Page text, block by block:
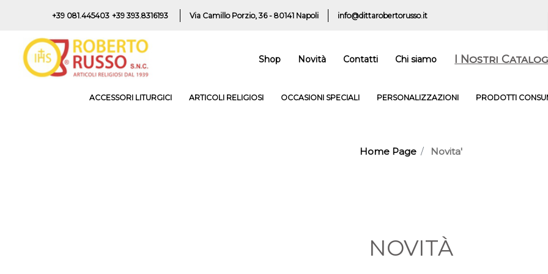
+39 081.445403 +39 393.8316193 Via Camillo Porzio, 36 - 80141 Napoli info@dittarobertorusso.it
Shop Novità Contatti Chi siamo I Nostri
ACCESSORI LITURGICI ARTICOLI RELIGIOSI OCCASIONI SPECIALI PERSONALIZZAZIONI PRODOTTI
Home Page Novita'
NOVITÀ